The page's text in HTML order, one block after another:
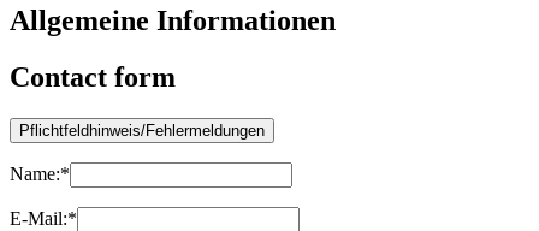
Allgemeine Informationen
Contact form
Name:*
E-Mail:*